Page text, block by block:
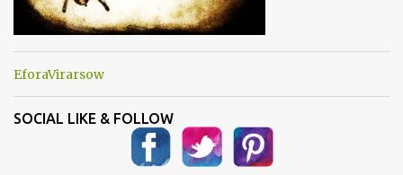
EforaVirarsow
SOCIAL LIKE & FOLLOW